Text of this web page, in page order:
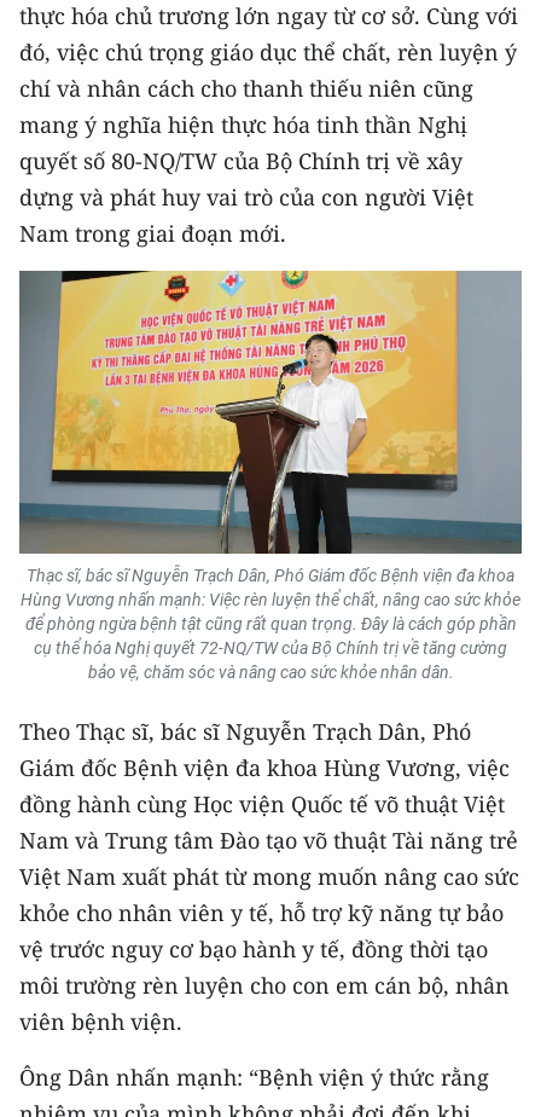
Chuyên trang TP. Hồ Chí Minh
CHUYÊN ĐỀ
CÁC CHUYÊN TRANG
VỀ BÁO NHÂN DÂN
THỜI NAY
NHÂN DÂN CUỐI TUẦN
NHÂN DÂN HẰNG THÁNG
MUA BÁO
ĐỌC BÁO IN
ENGLISH
中文
РУССКИЙ
ESPAÑOL
한국어
thực hóa chủ trương lớn ngay từ cơ sở. Cùng với
đó, việc chú trọng giáo dục thể chất, rèn luyện ý
chí và nhân cách cho thanh thiếu niên cũng
mang ý nghĩa hiện thực hóa tinh thần Nghị
quyết số 80-NQ/TW của Bộ Chính trị về xây
dựng và phát huy vai trò của con người Việt
Nam trong giai đoạn mới.
Thạc sĩ, bác sĩ Nguyễn Trạch Dân, Phó Giám đốc Bệnh viện đa khoa
Hùng Vương nhấn mạnh: Việc rèn luyện thể chất, nâng cao sức khỏe
để phòng ngừa bệnh tật cũng rất quan trọng. Đây là cách góp phần
cụ thể hóa Nghị quyết 72-NQ/TW của Bộ Chính trị về tăng cường
bảo vệ, chăm sóc và nâng cao sức khỏe nhân dân.
Theo Thạc sĩ, bác sĩ Nguyễn Trạch Dân, Phó
Giám đốc Bệnh viện đa khoa Hùng Vương, việc
đồng hành cùng Học viện Quốc tế võ thuật Việt
Nam và Trung tâm Đào tạo võ thuật Tài năng trẻ
Việt Nam xuất phát từ mong muốn nâng cao sức
khỏe cho nhân viên y tế, hỗ trợ kỹ năng tự bảo
vệ trước nguy cơ bạo hành y tế, đồng thời tạo
môi trường rèn luyện cho con em cán bộ, nhân
viên bệnh viện.
Ông Dân nhấn mạnh: “Bệnh viện ý thức rằng